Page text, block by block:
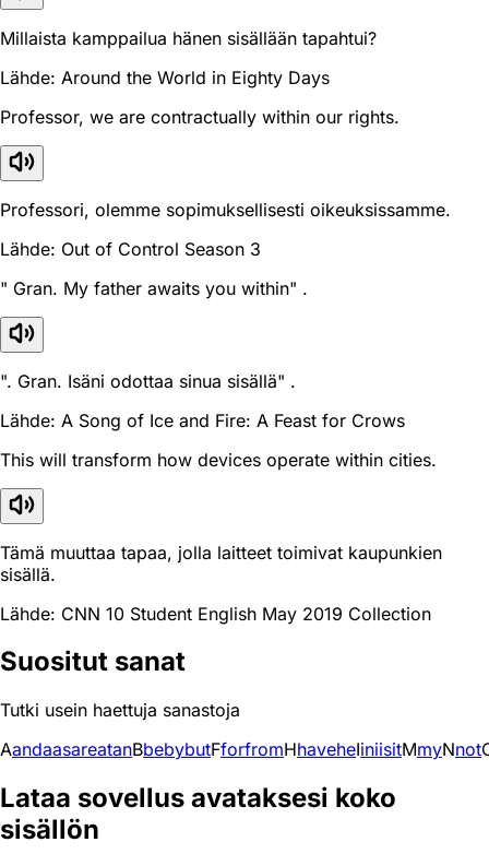
Millaista kamppailua hänen sisällään tapahtui?
Lähde: Around the World in Eighty Days
Professor, we are contractually within our rights.
Professori, olemme sopimuksellisesti oikeuksissamme.
Lähde: Out of Control Season 3
" Gran. My father awaits you within" .
". Gran. Isäni odottaa sinua sisällä" .
Lähde: A Song of Ice and Fire: A Feast for Crows
This will transform how devices operate within cities.
Tämä muuttaa tapaa, jolla laitteet toimivat kaupunkien
sisällä.
Lähde: CNN 10 Student English May 2019 Collection
Suositut sanat
Tutki usein haettuja sanastoja
AandaasareatanBbebybutFforfromHhaveheIiniisitMmyNnot
Lataa sovellus avataksesi koko
sisällön